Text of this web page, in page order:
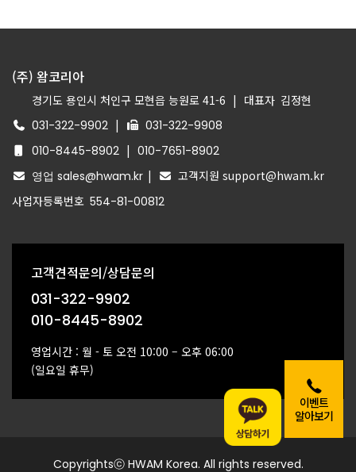
이벤트
알아보기
(주) 왐코리아
경기도 용인시 처인구 모현읍 능원로 41-6 | 대표자 김정현
031-322-9902 |
031-322-9908
010-8445-8902 | 010-7651-8902
영업 sales@hwam.kr |
고객지원 support@hwam.kr
사업자등록번호 554-81-00812
고객견적문의/상담문의
031-322-9902
010-8445-8902
영업시간 : 월 - 토 오전 10:00 – 오후 06:00
(일요일 휴무)
Copyrightsⓒ HWAM Korea. All rights reserved.